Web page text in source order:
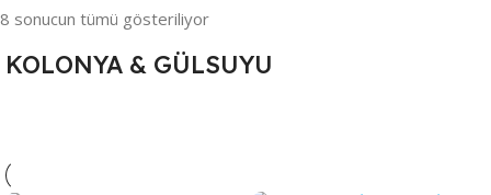
8 sonucun tümü gösteriliyor
KOLONYA & GÜLSUYU